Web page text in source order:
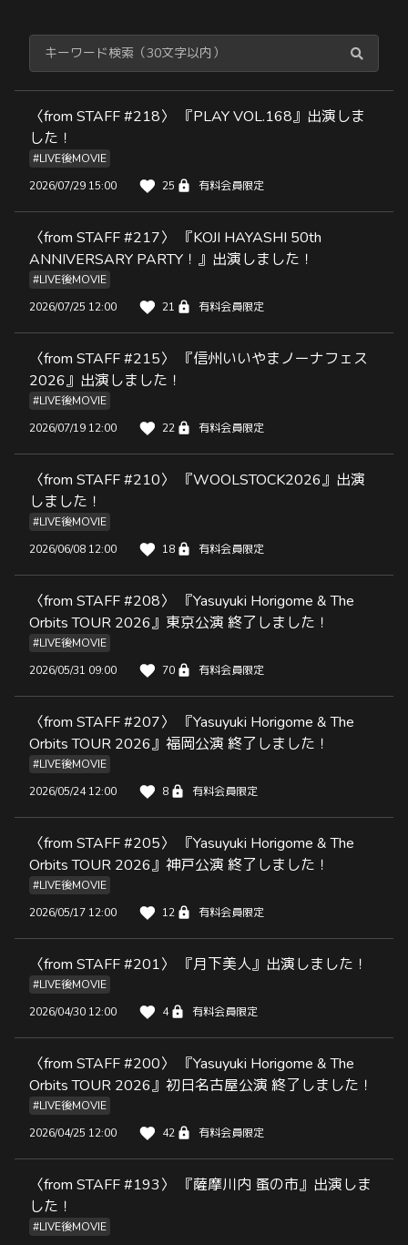
〈from STAFF #218〉 『PLAY VOL.168』出演しま
した！
#LIVE後MOVIE
2026/07/29 15:00
25 有料会員限定
〈from STAFF #217〉 『KOJI HAYASHI 50th
ANNIVERSARY PARTY！』出演しました！
#LIVE後MOVIE
2026/07/25 12:00
21 有料会員限定
〈from STAFF #215〉 『信州いいやまノーナフェス
2026』出演しました！
#LIVE後MOVIE
2026/07/19 12:00
22 有料会員限定
〈from STAFF #210〉 『WOOLSTOCK2026』出演
しました！
#LIVE後MOVIE
2026/06/08 12:00
18 有料会員限定
〈from STAFF #208〉 『Yasuyuki Horigome & The
Orbits TOUR 2026』東京公演 終了しました！
#LIVE後MOVIE
2026/05/31 09:00
70 有料会員限定
〈from STAFF #207〉 『Yasuyuki Horigome & The
Orbits TOUR 2026』福岡公演 終了しました！
#LIVE後MOVIE
2026/05/24 12:00
8 有料会員限定
〈from STAFF #205〉 『Yasuyuki Horigome & The
Orbits TOUR 2026』神戸公演 終了しました！
#LIVE後MOVIE
2026/05/17 12:00
12 有料会員限定
〈from STAFF #201〉 『月下美人』出演しました！
#LIVE後MOVIE
2026/04/30 12:00
4 有料会員限定
〈from STAFF #200〉 『Yasuyuki Horigome & The
Orbits TOUR 2026』初日名古屋公演 終了しました！
#LIVE後MOVIE
2026/04/25 12:00
42 有料会員限定
〈from STAFF #193〉 『薩摩川内 蚤の市』出演しま
した！
#LIVE後MOVIE